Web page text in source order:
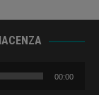
00:00